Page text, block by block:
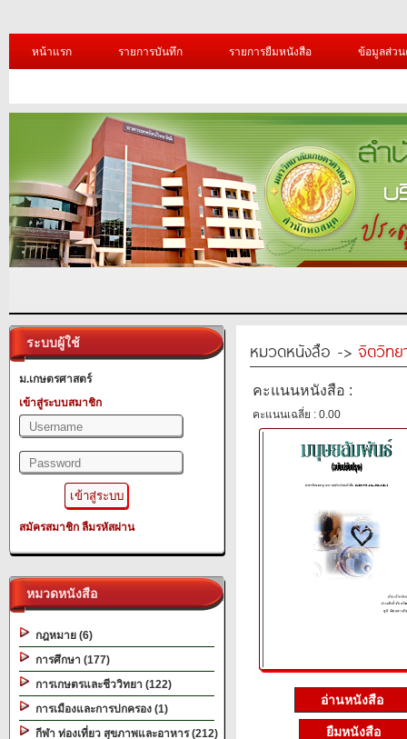
หน้าแรก รายการบันทึก รายการยืมหนังสือ ข้อมูลส่ว
ระบบผู้ใช้
ม.เกษตรศาสตร์
เข้าสู่ระบบสมาชิก
สมัครสมาชิก ลืมรหัสผ่าน
หมวดหนังสือ
กฎหมาย (6)
การศึกษา (177)
การเกษตรและชีววิทยา (122)
การเมืองและการปกครอง (1)
กีฬา ท่องเที่ยว สุขภาพและอาหาร (212)
หมวดหนังสือ -> จิตวิทย
คะแนนหนังสือ :
คะแนนเฉลี่ย : 0.00
อ่านหนังสือ
ยืมหนังสือ